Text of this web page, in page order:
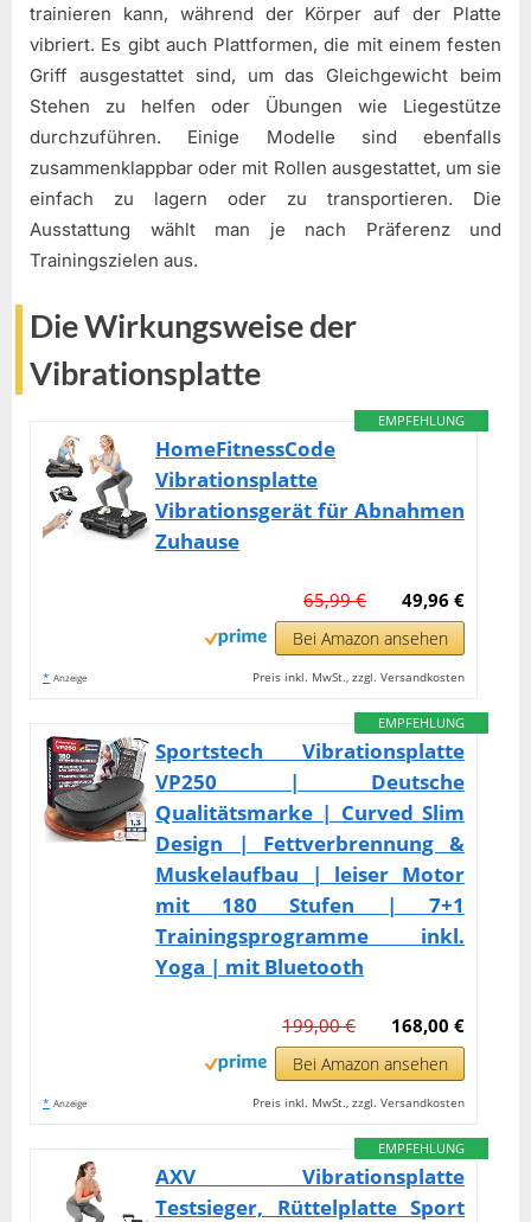
trainieren kann, während der Körper auf der Platte
vibriert. Es gibt auch Plattformen, die mit einem festen
Griff ausgestattet sind, um das Gleichgewicht beim
Stehen zu helfen oder Übungen wie Liegestütze
durchzuführen. Einige Modelle sind ebenfalls
zusammenklappbar oder mit Rollen ausgestattet, um sie
einfach zu lagern oder zu transportieren. Die
Ausstattung wählt man je nach Präferenz und
Trainingszielen aus.
Die Wirkungsweise der
Vibrationsplatte
EMPFEHLUNG
HomeFitnessCode
Vibrationsplatte
Vibrationsgerät für Abnahmen
Zuhause
49,96 €
65,99 €
Bei Amazon ansehen
* Anzeige Preis inkl. MwSt., zzgl. Versandkosten
EMPFEHLUNG
Sportstech Vibrationsplatte
VP250 | Deutsche
Qualitätsmarke | Curved Slim
Design | Fettverbrennung &
Muskelaufbau | leiser Motor
mit 180 Stufen | 7+1
Trainingsprogramme inkl.
Yoga | mit Bluetooth
168,00 €
199,00 €
Bei Amazon ansehen
* Anzeige Preis inkl. MwSt., zzgl. Versandkosten
EMPFEHLUNG
AXV Vibrationsplatte
Testsieger, Rüttelplatte Sport